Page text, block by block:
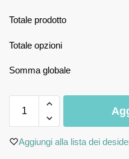
Totale prodotto
Totale opzioni
Somma globale
Aggiungi alla lista dei